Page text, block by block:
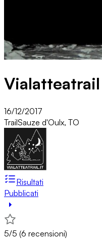
Vialatteatrail
16/12/2017
TrailSauze d'Oulx, TO
Risultati
Pubblicati
5/5 (6 recensioni)